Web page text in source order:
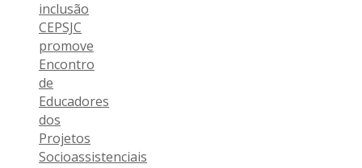
inclusão
CEPSJC
promove
Encontro
de
Educadores
dos
Projetos
Socioassistenciais